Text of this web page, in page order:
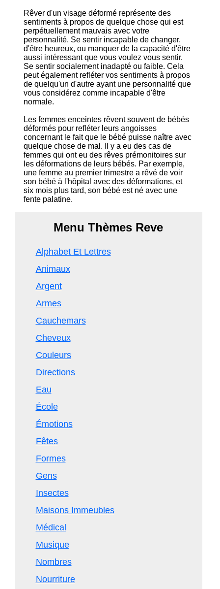
Rêver d'un visage déformé représente des
sentiments à propos de quelque chose qui est
perpétuellement mauvais avec votre
personnalité. Se sentir incapable de changer,
d'être heureux, ou manquer de la capacité d'être
aussi intéressant que vous voulez vous sentir.
Se sentir socialement inadapté ou faible. Cela
peut également refléter vos sentiments à propos
de quelqu'un d'autre ayant une personnalité que
vous considérez comme incapable d'être
normale.
Les femmes enceintes rêvent souvent de bébés
déformés pour refléter leurs angoisses
concernant le fait que le bébé puisse naître avec
quelque chose de mal. Il y a eu des cas de
femmes qui ont eu des rêves prémonitoires sur
les déformations de leurs bébés. Par exemple,
une femme au premier trimestre a rêvé de voir
son bébé à l'hôpital avec des déformations, et
six mois plus tard, son bébé est né avec une
fente palatine.
Menu Thèmes Reve
Alphabet Et Lettres
Animaux
Argent
Armes
Cauchemars
Cheveux
Couleurs
Directions
Eau
École
Émotions
Fêtes
Formes
Gens
Insectes
Maisons Immeubles
Médical
Musique
Nombres
Nourriture